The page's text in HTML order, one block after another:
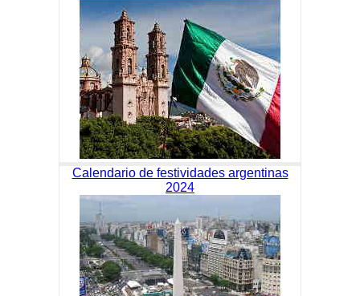
Calendario de festividades argentinas
2024